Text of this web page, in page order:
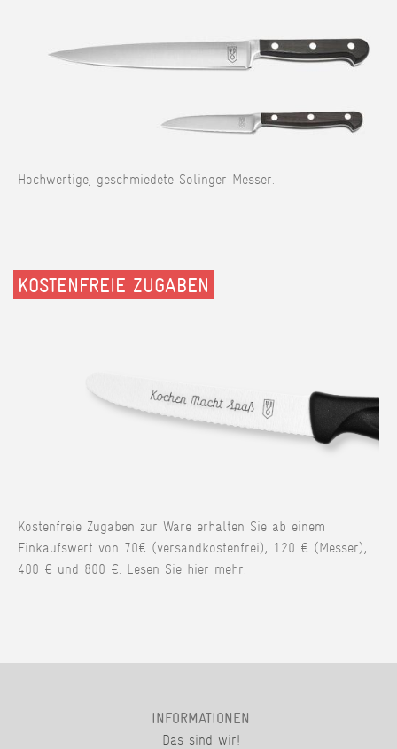
Hochwertige, geschmiedete Solinger Messer.
KOSTENFREIE ZUGABEN
Kostenfreie Zugaben zur Ware erhalten Sie ab einem
Einkaufswert von 70€ (versandkostenfrei), 120 € (Messer),
400 € und 800 €. Lesen Sie hier mehr.
INFORMATIONEN
Das sind wir!